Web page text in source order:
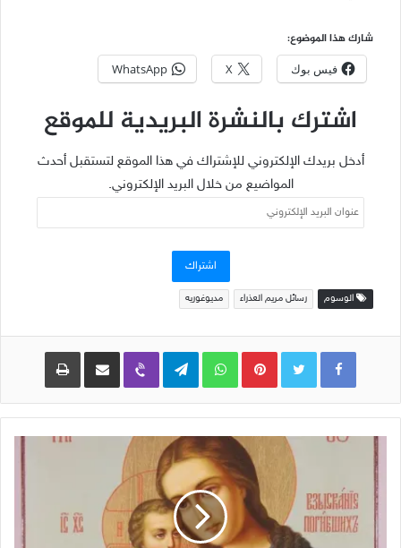
شارك هذا الموضوع:
فيس بوك X
WhatsApp
اشترك بالنشرة البريدية للموقع
أدخل بريدك الإلكتروني للإشتراك في هذا الموقع لتستقبل أحدث
المواضيع من خلال البريد الإلكتروني.
عنوان
البريد
اشتراك
الوسوم رسائل مريم العذراء مديوغوريه
Pinterest
WhatsApp
Telegram
Viber مشاركة عبر البريد طباعة